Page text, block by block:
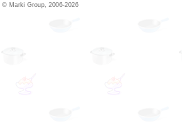
© Marki Group, 2006-2026